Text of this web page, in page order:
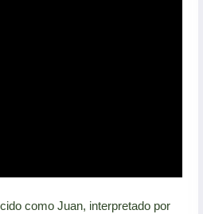
como Juan, interpretado por